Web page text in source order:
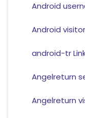
Android
Android
android-tr
Angelreturn
Angelreturn